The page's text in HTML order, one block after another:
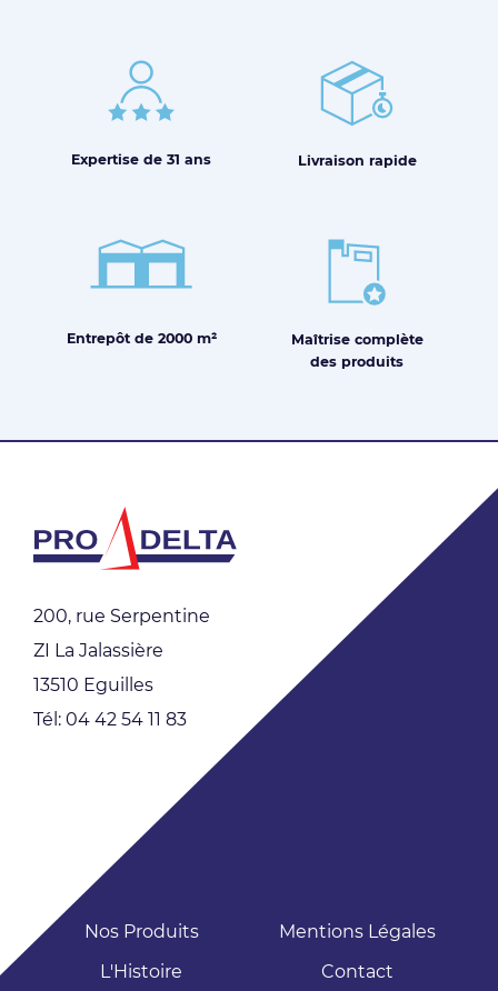
Expertise de 31 ans Livraison rapide
Entrepôt de 2000 m² Maîtrisecomplète
des produits
200, rue Serpentine
ZI La Jalassière
13510 Eguilles
Tél: 04 42 54 11 83
Nos Produits
L'Histoire
Mentions Légales
Contact